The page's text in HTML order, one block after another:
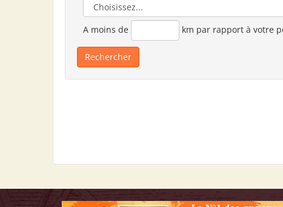
A moins de km par rapport à votre